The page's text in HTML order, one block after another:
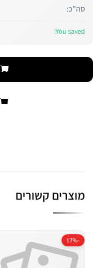
סה"כ:
You saved:
מוצרים קשורים
-17%